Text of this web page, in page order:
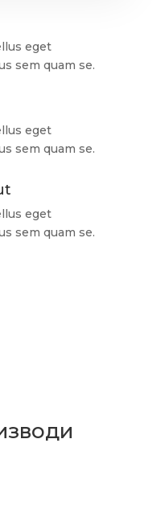
eget
sem quam se.
eget
sem quam se.
eget
sem quam se.